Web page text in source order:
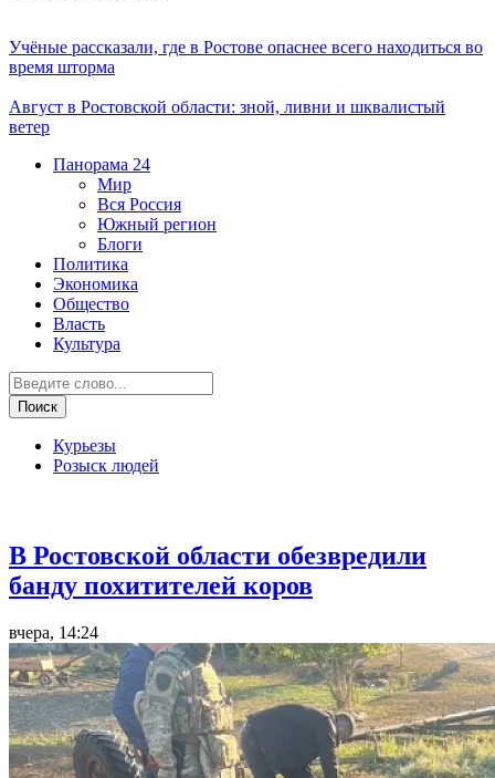
Учёные рассказали, где в Ростове опаснее всего находиться во
время шторма
Август в Ростовской области: зной, ливни и шквалистый
ветер
Панорама 24
Мир
Вся Россия
Южный регион
Блоги
Политика
Экономика
Общество
Власть
Культура
Курьезы
Розыск людей
В Ростовской области обезвредили
банду похитителей коров
вчера, 14:24